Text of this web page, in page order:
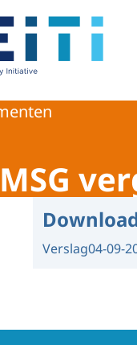
Verslag04-09-